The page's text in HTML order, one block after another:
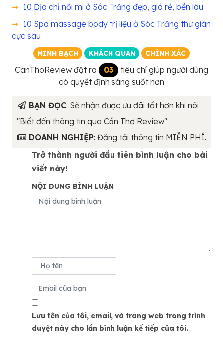
10 Địa chỉ nối mi ở Sóc Trăng đẹp, giá rẻ, bền lâu
10 Spa massage body trị liệu ở Sóc Trăng thư giãn
cực sâu
MINH BẠCH KHÁCH QUAN CHÍNH XÁC
CanThoReview đặt ra 03 tiêu chí giúp người dùng
có quyết định sáng suốt hơn
BẠN ĐỌC: Sẽ nhận được ưu đãi tốt hơn khi nói
"Biết đến thông tin qua Cần Thơ Review"
DOANH NGHIỆP: Đăng tải thông tin MIỄN PHÍ.
Trở thành người đầu tiên bình luận cho bài
viết này!
NỘI DUNG BÌNH LUẬN
Lưu tên của tôi, email, và trang web trong trình
duyệt này cho lần bình luận kế tiếp của tôi.